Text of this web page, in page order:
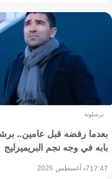
برشلونة
بعدما رفضه قبل عامين..
بابه في وجه نجم البريميرليج
17:477 أغسطس 2026